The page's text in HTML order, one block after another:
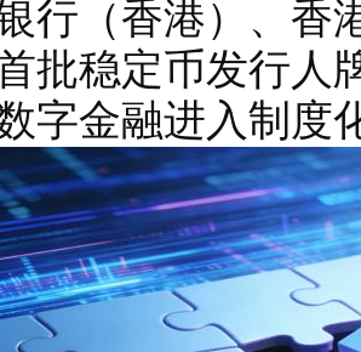
行（香港）、香
批稳定币发行人
字金融进入制度